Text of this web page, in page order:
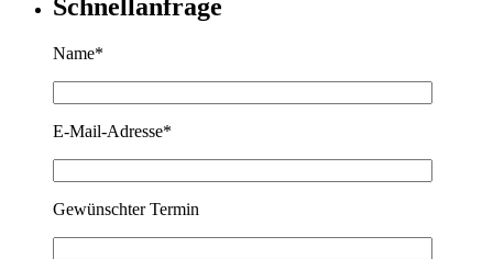
Schnellanfrage
Name*
E-Mail-Adresse*
Gewünschter Termin